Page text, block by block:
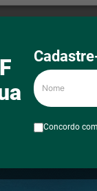
Nome
Concordo